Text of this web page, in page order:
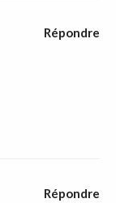
Répondre
Répondre